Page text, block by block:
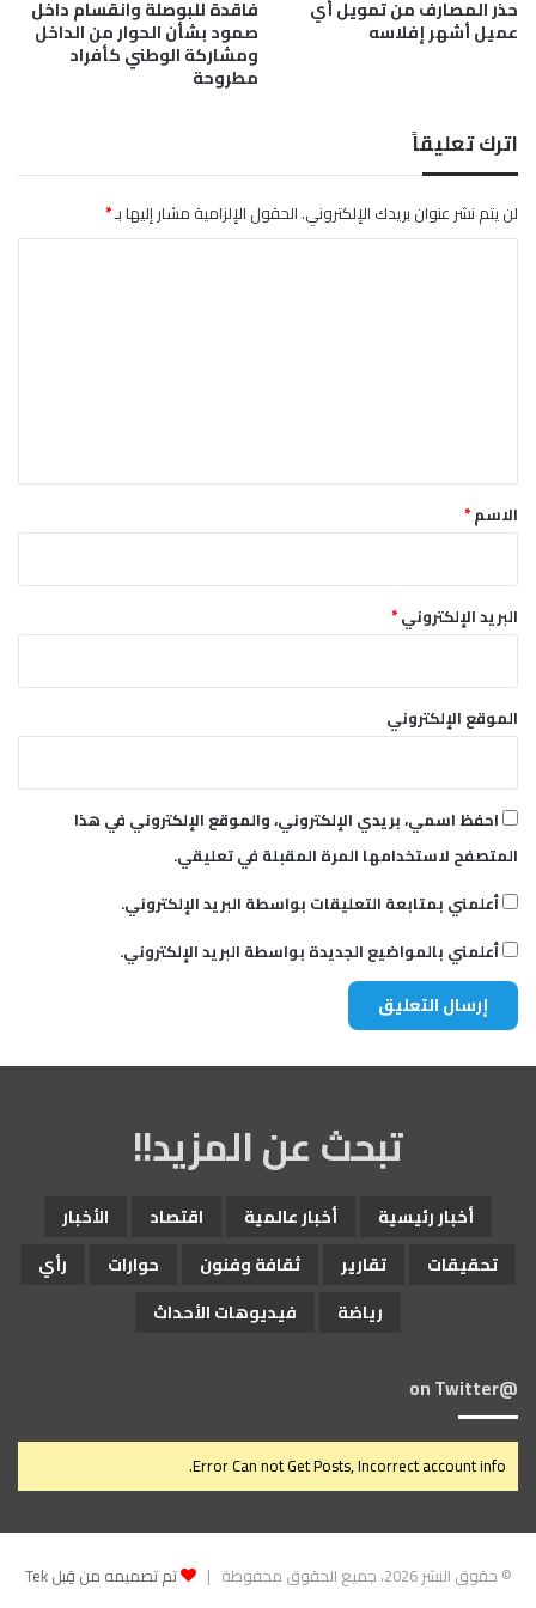
ن
ا
أ
ز
حذر المصارف من تمويل أي
عميل أشهر إفلاسه
فاقدة للبوصلة وانقسام داخل
صمود بشأن الحوار من الداخل
ومشاركة الوطني كأفراد
مطروحة
اترك تعليقاً
لن يتم نشر عنوان بريدك الإلكتروني.الحقول الإلزامية مشار إليها بـ*
*الاسم*
البريد الإلكتروني*
الموقع الإلكتروني
احفظ اسمي، بريدي الإلكتروني، والموقع الإلكتروني في هذا
المتصفح لاستخدامها المرة المقبلة في تعليقي.
أعلمني بمتابعة التعليقات بواسطة البريد الإلكتروني.
أعلمني بالمواضيع الجديدة بواسطة البريد الإلكتروني.
تبحث عن المزيد!!
أخبار رئيسية أخبار عالمية اقتصاد
الأخبار
تحقيقات
تقارير ثقافة وفنون حوارات
رأي
رياضة
فيديوهات الأحداث
@on Twitter
Error Can not Get Posts, Incorrect account info.
© حقوق النشر 2026، جميع الحقوق محفوظة |
تم تصميمه من قِبل Tek